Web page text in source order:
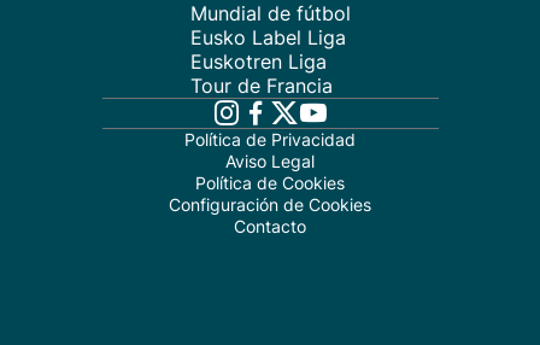
Mundial de fútbol
Eusko Label Liga
Euskotren Liga
Tour de Francia
Política de Privacidad
Aviso Legal
Política de Cookies
Configuración de Cookies
Contacto